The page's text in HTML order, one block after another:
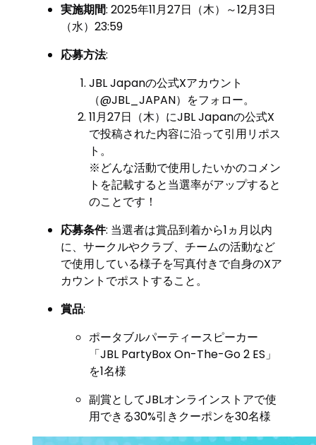
実施期間: 2025年11月27日（木）～12月3日
（水）23:59
応募方法:
JBL Japanの公式Xアカウント
（@JBL_JAPAN）をフォロー。
11月27日（木）にJBL Japanの公式X
で投稿された内容に沿って引用リポス
ト。
※どんな活動で使用したいかのコメン
トを記載すると当選率がアップすると
のことです！
応募条件: 当選者は賞品到着から1ヵ月以内
に、サークルやクラブ、チームの活動など
で使用している様子を写真付きで自身のXア
カウントでポストすること。
賞品:
ポータブルパーティースピーカー
「JBL PartyBox On-The-Go 2 ES」
を1名様
副賞としてJBLオンラインストアで使
用できる30%引きクーポンを30名様